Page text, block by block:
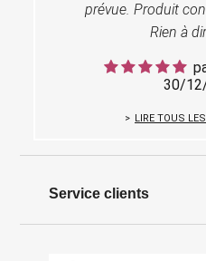
prévue. Produit
Rien à
30/
LIRE TOUS
Service clients